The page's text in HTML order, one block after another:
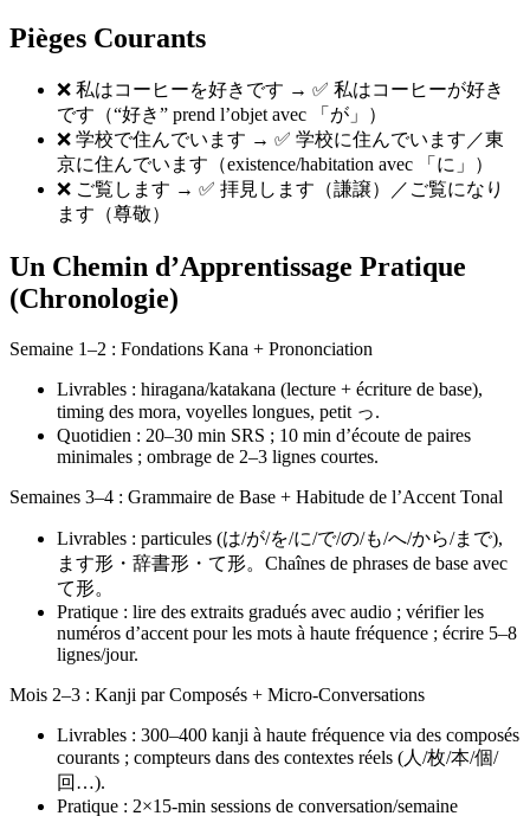
Pièges Courants
❌ 私はコーヒーを好きです → ✅ 私はコーヒーが好き
です（“好き” prend l’objet avec 「が」）
❌ 学校で住んでいます → ✅ 学校に住んでいます／東
京に住んでいます（existence/habitation avec 「に」）
❌ ご覧します → ✅ 拝見します（謙譲）／ご覧になり
ます（尊敬）
Un Chemin d’Apprentissage Pratique
(Chronologie)
Semaine 1–2 : Fondations Kana + Prononciation
Livrables : hiragana/katakana (lecture + écriture de base),
timing des mora, voyelles longues, petit っ.
Quotidien : 20–30 min SRS ; 10 min d’écoute de paires
minimales ; ombrage de 2–3 lignes courtes.
Semaines 3–4 : Grammaire de Base + Habitude de l’Accent Tonal
Livrables : particules (は/が/を/に/で/の/も/へ/から/まで),
ます形・辞書形・て形。Chaînes de phrases de base avec
て形。
Pratique : lire des extraits gradués avec audio ; vérifier les
numéros d’accent pour les mots à haute fréquence ; écrire 5–8
lignes/jour.
Mois 2–3 : Kanji par Composés + Micro-Conversations
Livrables : 300–400 kanji à haute fréquence via des composés
courants ; compteurs dans des contextes réels (人/枚/本/個/
回…).
Pratique : 2×15-min sessions de conversation/semaine